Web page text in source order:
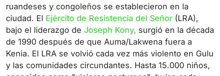
ruandeses y congoleños se establecieron en la
ciudad. El Ejército de Resistencia del Señor (LRA),
bajo el liderazgo de Joseph Kony, surgió en la década
de 1990 después de que Auma/Lakwena fuera a
Kenia. El LRA se volvió cada vez más violento en Gulu
y las comunidades circundantes. Hasta 15.000 niños,